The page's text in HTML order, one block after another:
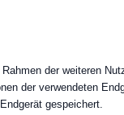
der weiteren
der verwendeten
gespeichert.